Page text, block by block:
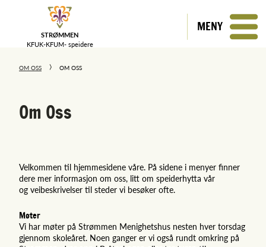
STRØMMEN
KFUK-KFUM- speidere
MENY
OM OSS OM OSS
Om Oss
Velkommen til hjemmesidene våre. På sidene i menyer finner
dere mer informasjon om oss, litt om speiderhytta vår
og veibeskrivelser til steder vi besøker ofte.
Møter
Vi har møter på Strømmen Menighetshus nesten hver torsdag
gjennom skoleåret. Noen ganger er vi også rundt omkring på